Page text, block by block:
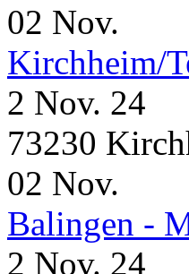
02 Nov.
Kirchheim/
2 Nov. 24
73230
02 Nov.
Balingen -
2 Nov. 24